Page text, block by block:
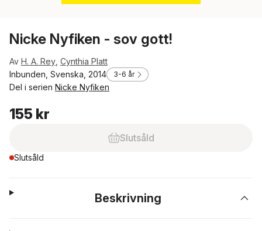
Nicke Nyfiken - sov gott!
Av H. A. Rey Cynthia Platt
Inbunden, Svenska, 2014
3-6 år
Del i serien Nicke Nyfiken
155 kr
Slutsåld
Slutsåld
Beskrivning